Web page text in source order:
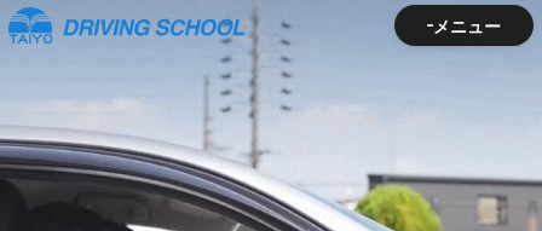
メニュー
メニュー